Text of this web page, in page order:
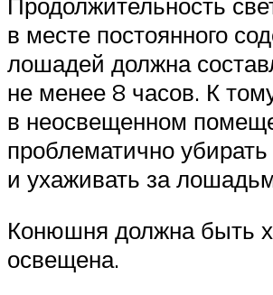
в месте постоянного
лошадей должна
не менее 8 часов. К
в неосвещенном
проблематично
и ухаживать за
Конюшня должна быть
освещена.